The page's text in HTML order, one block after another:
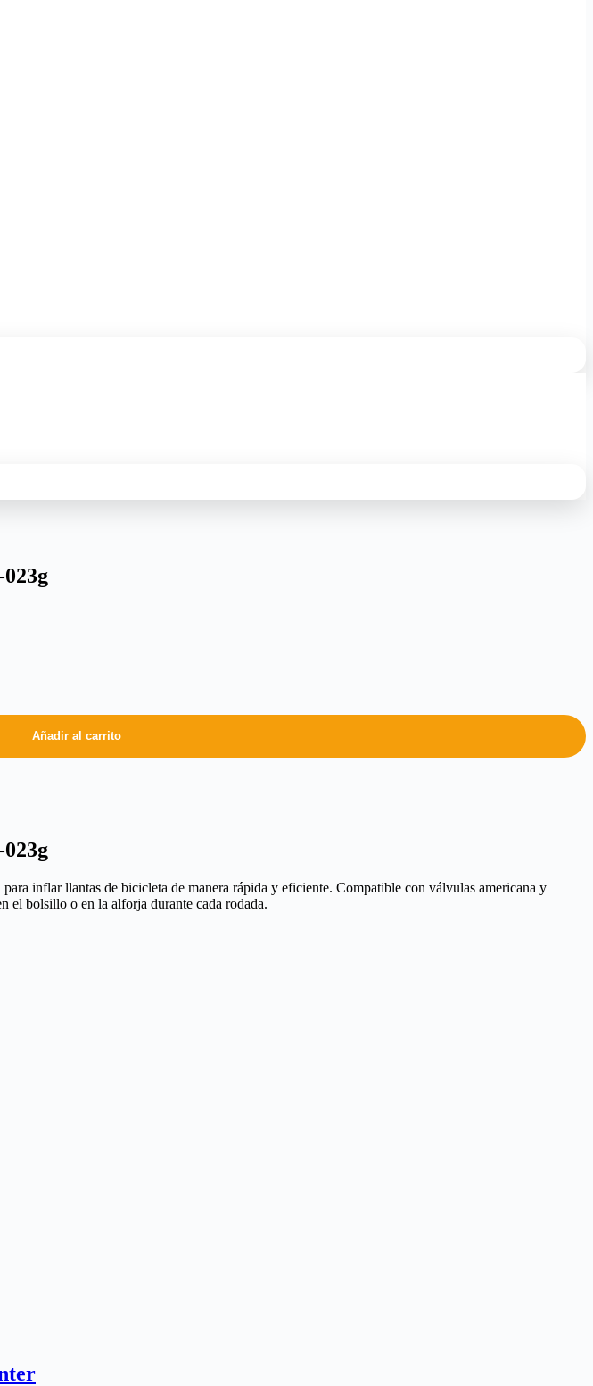
Añadir al carrito
inflar llantas de bicicleta de manera rápida y eficiente. Compatible con válvulas americana y
el bolsillo o en la alforja durante cada rodada.